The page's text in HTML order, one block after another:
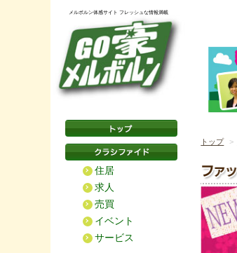
メルボルン体感サイト フレッシュな情報満載
住居
求人
売買
イベント
サービス
トップ